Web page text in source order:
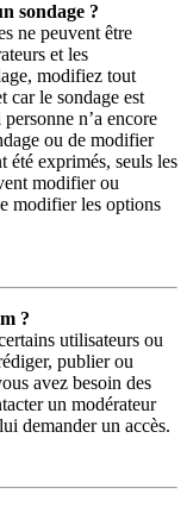
sondage ?
ne peuvent être
et les
modifiez tout
car le sondage est
n’a encore
ou de modifier
été exprimés, seuls les
modifier ou
modifier les options
?
utilisateurs ou
publier ou
avez besoin des
un modérateur
demander un accès.